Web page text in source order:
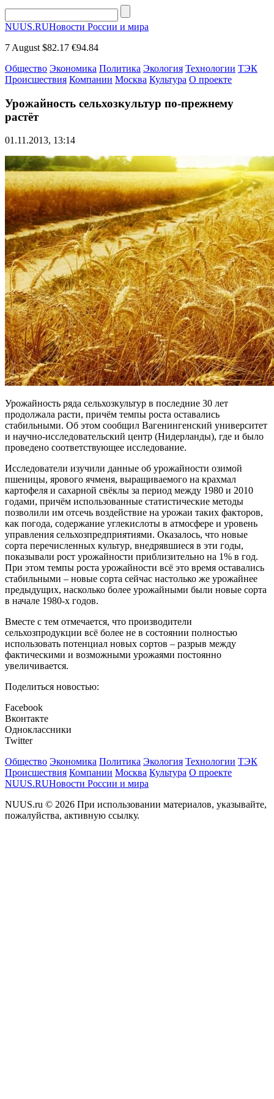
NUUS.RUНовости России и мира
7 August $82.17 €94.84
Общество Экономика Политика Экология Технологии ТЭК
Происшествия Компании Москва Культура О проекте
Урожайность сельхозкультур по-прежнему
растёт
01.11.2013, 13:14
Урожайность ряда сельхозкультур в последние 30 лет
продолжала расти, причём темпы роста оставались
стабильными. Об этом сообщил Вагенингенский университет
и научно-исследовательский центр (Нидерланды), где и было
проведено соответствующее исследование.
Исследователи изучили данные об урожайности озимой
пшеницы, ярового ячменя, выращиваемого на крахмал
картофеля и сахарной свёклы за период между 1980 и 2010
годами, причём использованные статистические методы
позволили им отсечь воздействие на урожаи таких факторов,
как погода, содержание углекислоты в атмосфере и уровень
управления сельхозпредприятиями. Оказалось, что новые
сорта перечисленных культур, внедрявшиеся в эти годы,
показывали рост урожайности приблизительно на 1% в год.
При этом темпы роста урожайности всё это время оставались
стабильными – новые сорта сейчас настолько же урожайнее
предыдущих, насколько более урожайными были новые сорта
в начале 1980-х годов.
Вместе с тем отмечается, что производители
сельхозпродукции всё более не в состоянии полностью
использовать потенциал новых сортов – разрыв между
фактическими и возможными урожаями постоянно
увеличивается.
Поделиться новостью:
Facebook
Вконтакте
Одноклассники
Twitter
Общество Экономика Политика Экология Технологии ТЭК
Происшествия Компании Москва Культура О проекте
NUUS.RUНовости России и мира
NUUS.ru © 2026 При использовании материалов, указывайте,
пожалуйства, активную ссылку.